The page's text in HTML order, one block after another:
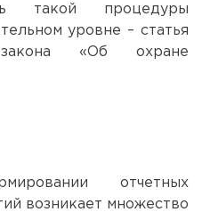
такой процедуры
уровне – статья
«Об охране
отчетных
возникает множество